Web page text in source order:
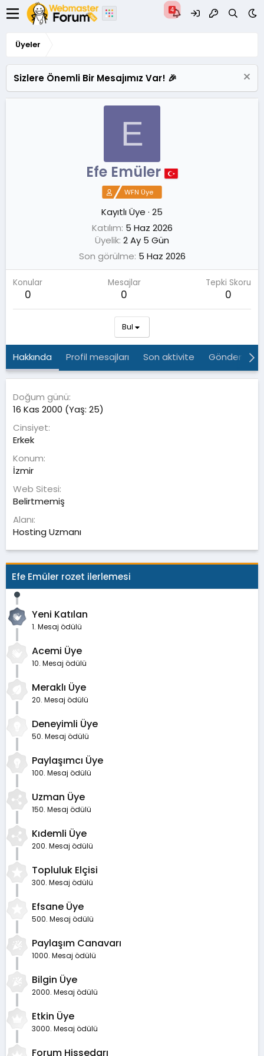
Üyeler
Sizlere Önemli Bir Mesajımız Var! 🎉
E
Efe Emüler
WFN Üye
Kayıtlı Üye · 25
Katılım 5 Haz 2026
Üyelik 2 Ay 5 Gün
Son görülme 5 Haz 2026
Konular
0
Mesajlar
0
Tepki Skoru
0
Bul
Hakkında Profil mesajları Son aktivite Gönderiler
Doğum günü
16 Kas 2000 (Yaş: 25)
Cinsiyet
Erkek
Konum
İzmir
Web Sitesi
Belirtmemiş
Alanı
Hosting Uzmanı
Efe Emüler rozet ilerlemesi
Yeni Katılan
1. Mesaj ödülü
Acemi Üye
10. Mesaj ödülü
Meraklı Üye
20. Mesaj ödülü
Deneyimli Üye
50. Mesaj ödülü
Paylaşımcı Üye
100. Mesaj ödülü
Uzman Üye
150. Mesaj ödülü
Kıdemli Üye
200. Mesaj ödülü
Topluluk Elçisi
300. Mesaj ödülü
Efsane Üye
500. Mesaj ödülü
Paylaşım Canavarı
1000. Mesaj ödülü
Bilgin Üye
2000. Mesaj ödülü
Etkin Üye
3000. Mesaj ödülü
Forum Hissedarı